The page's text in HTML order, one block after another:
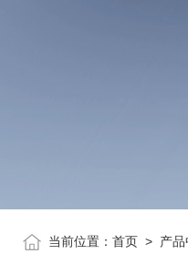
当前位置： 首页 > 产